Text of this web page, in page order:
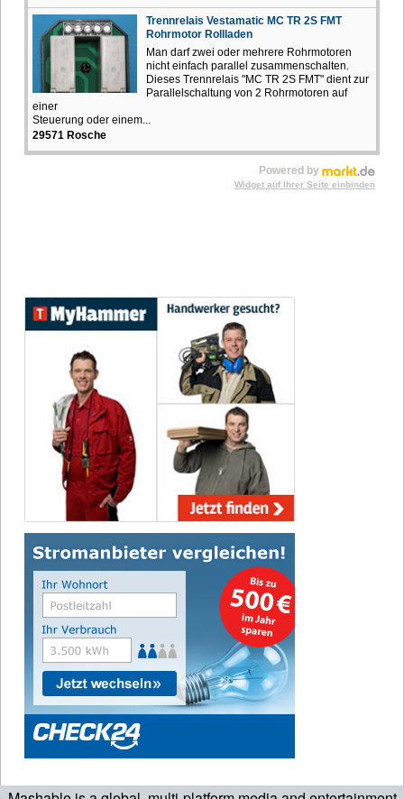
Trennrelais Vestamatic MC TR 2S FMT
Rohrmotor Rollladen
Man darf zwei oder mehrere Rohrmotoren
nicht einfach parallel zusammenschalten.
Dieses Trennrelais "MC TR 2S FMT" dient zur
Parallelschaltung von 2 Rohrmotoren auf
einer
Steuerung oder einem...
29571 Rosche
Powered by
Widget auf Ihrer Seite einbinden